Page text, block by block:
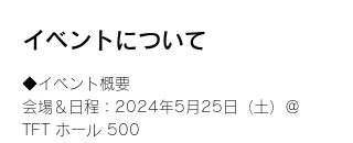
イベントについて
◆イベント概要
会場＆日程：2024年5月25日（土）＠
TFT ホール 500